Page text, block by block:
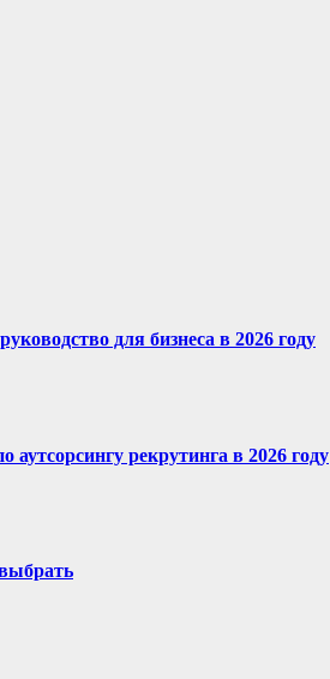
для бизнеса в 2026 году
рекрутинга в 2026 году